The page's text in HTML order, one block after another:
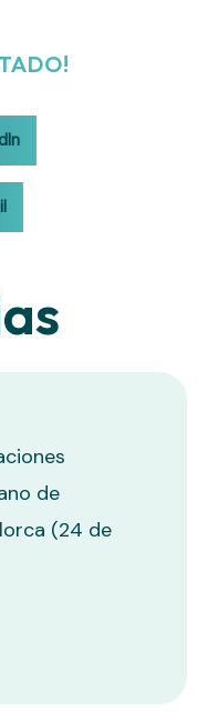
de
(24 de